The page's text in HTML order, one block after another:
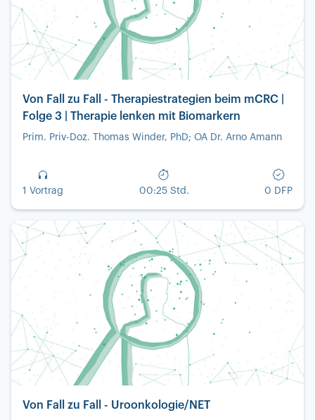
Von Fall zu Fall - Therapiestrategien beim mCRC |
Folge 3 | Therapie lenken mit Biomarkern
Prim. Priv-Doz. Thomas Winder, PhD; OA Dr. Arno Amann
1 Vortrag 00:25 Std. 0 DFP
Von Fall zu Fall - Uroonkologie/NET